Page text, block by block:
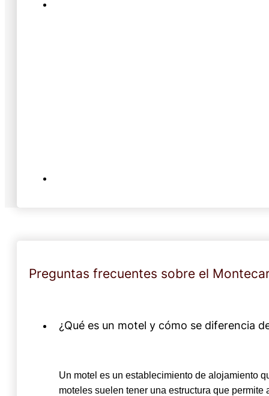
Preguntas frecuentes sobre el
¿Qué es un motel y cómo se diferencia
Un motel es un establecimiento de alojamiento
moteles suelen tener una estructura que